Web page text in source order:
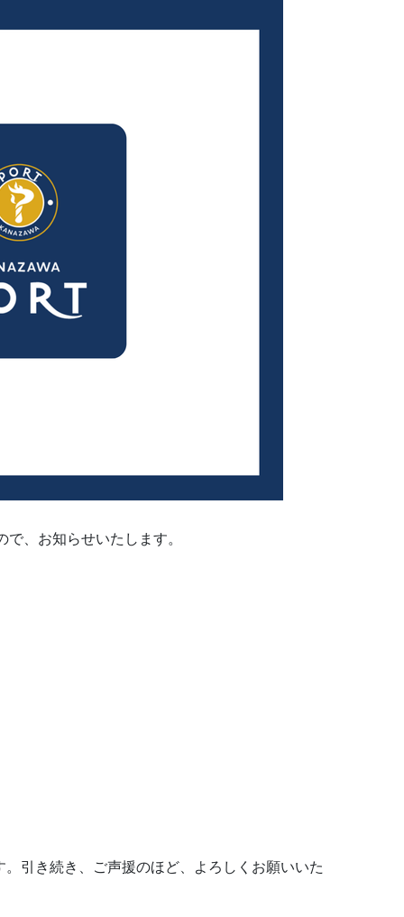
、お知らせいたします。
引き続き、ご声援のほど、よろしくお願いいた